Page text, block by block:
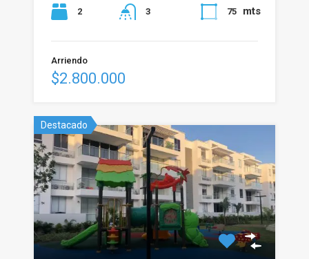
2 3 75 mts
Arriendo
$2.800.000
Destacado